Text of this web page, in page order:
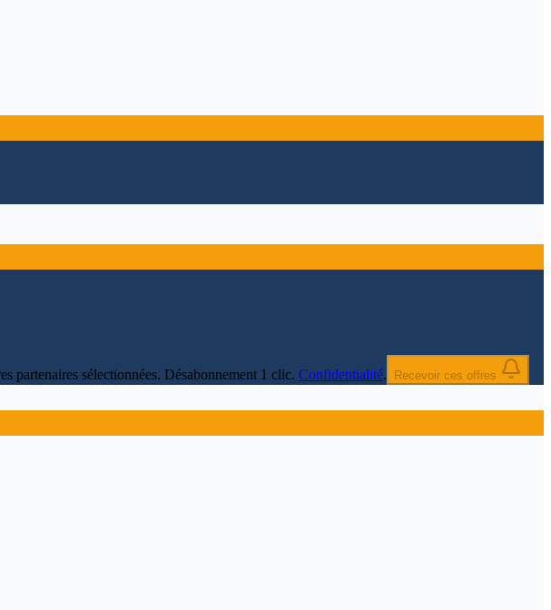
partenaires sélectionnées. Désabonnement 1 clic. Confidentialité. Recevoir ces offres